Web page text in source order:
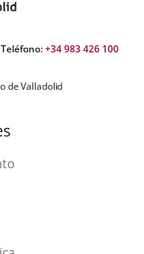
+34 983 426 100
de Valladolid